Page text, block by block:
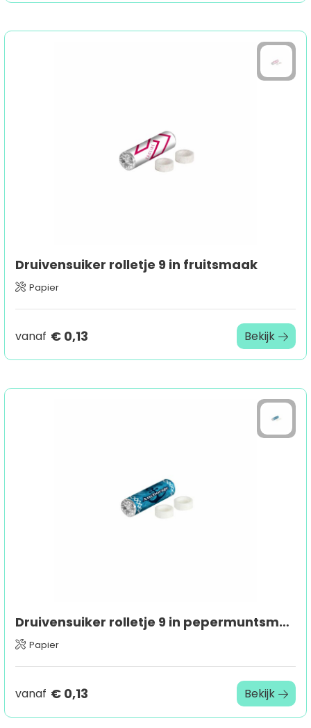
Druivensuiker rolletje 9 in fruitsmaak
Papier
vanaf € 0,13 Bekijk
Druivensuiker rolletje 9 in pepermuntsmaak
Papier
vanaf € 0,13 Bekijk